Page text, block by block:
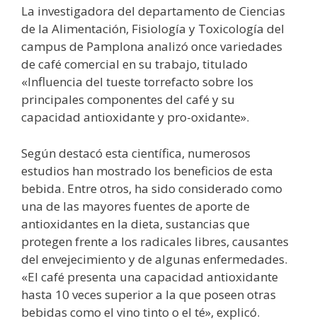
La investigadora del departamento de Ciencias
de la Alimentación, Fisiología y Toxicología del
campus de Pamplona analizó once variedades
de café comercial en su trabajo, titulado
«Influencia del tueste torrefacto sobre los
principales componentes del café y su
capacidad antioxidante y pro-oxidante».
Según destacó esta científica, numerosos
estudios han mostrado los beneficios de esta
bebida. Entre otros, ha sido considerado como
una de las mayores fuentes de aporte de
antioxidantes en la dieta, sustancias que
protegen frente a los radicales libres, causantes
del envejecimiento y de algunas enfermedades.
«El café presenta una capacidad antioxidante
hasta 10 veces superior a la que poseen otras
bebidas como el vino tinto o el té», explicó.